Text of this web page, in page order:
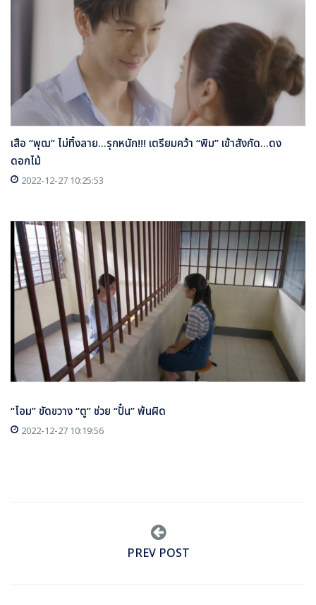
เสือ “พุฒ” ไม่ทิ้งลาย...รุกหนัก!!! เตรียมคว้า “พิม” เข้าสังกัด...ดง
ดอกไม้
2022-12-27 10:25:53
“โอม” ขัดขวาง “ตู” ช่วย “ปั๋น” พ้นผิด
2022-12-27 10:19:56
PREV POST